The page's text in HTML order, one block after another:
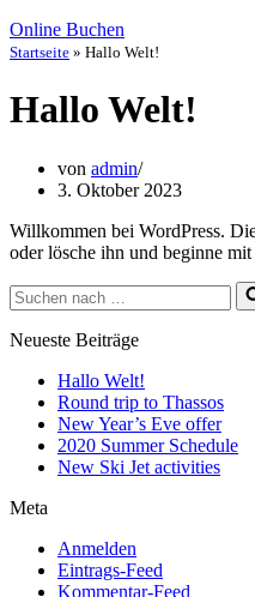
Online Buchen
Startseite » Hallo Welt!
Hallo Welt!
von admin
3. Oktober 2023
Willkommen bei WordPress.
oder lösche ihn und beginne
Suchen
nach …
Neueste Beiträge
Hallo Welt!
Round trip to Thassos
New Year’s Eve offer
2020 Summer Schedule
New Ski Jet activities
Meta
Anmelden
Eintrags-Feed
Kommentar-Feed